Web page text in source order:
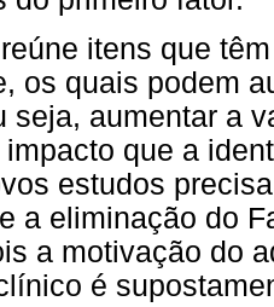
itens que
os quais podem
seja, aumentar a
que a
estudos
a eliminação do
a motivação do
é